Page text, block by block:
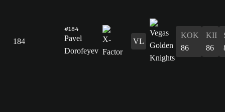
184
#184
Pavel
Dorofeyev
VL
KOK
86
KII
86